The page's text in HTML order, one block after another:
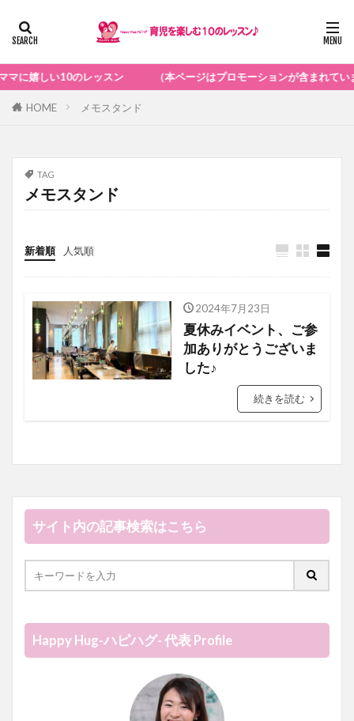
ッスン （本ページはプロモーションが含まれています）
HOME メモスタンド
TAG
メモスタンド
新着順 人気順
お知らせ 2024年7月23日
夏休みイベント、ご参
加ありがとうございま
した♪
続きを読む
サイト内の記事検索はこちら
Happy Hug-ハピハグ- 代表 Profile